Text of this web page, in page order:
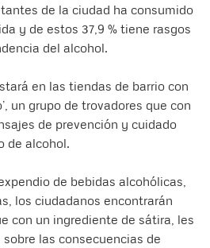
de la ciudad ha consumido
y de estos 37,9 % tiene rasgos
del alcohol.
en las tiendas de barrio con
un grupo de trovadores que con
de prevención y cuidado
de alcohol.
de bebidas alcohólicas,
los ciudadanos encontrarán
con un ingrediente de sátira, les
las consecuencias de